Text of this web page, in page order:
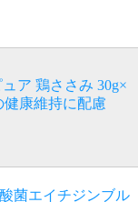
ア 鶏ささみ 30g×
健康維持に配慮
菌エイチジンブル